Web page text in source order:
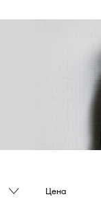
Цена